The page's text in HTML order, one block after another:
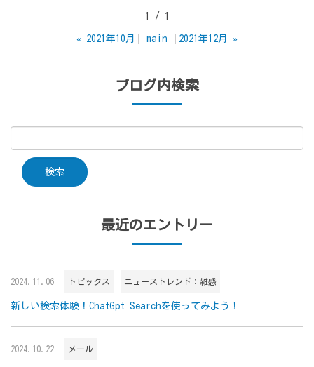
1 / 1
« 2021年10月 main 2021年12月 »
ブログ内検索
最近のエントリー
2024.11.06 トピックス ニューストレンド：雑感
新しい検索体験！ChatGpt Searchを使ってみよう！
2024.10.22 メール